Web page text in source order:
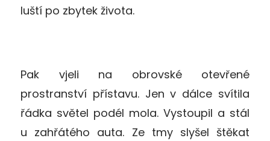
luští po zbytek života.
Pak vjeli na obrovské otevřené
prostranství přístavu. Jen v dálce svítila
řádka světel podél mola. Vystoupil a stál
u zahřátého auta. Ze tmy slyšel štěkat